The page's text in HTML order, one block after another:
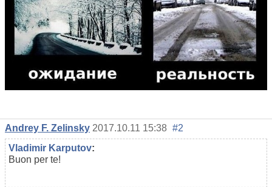
Andrey F. Zelinsky 2017.10.11 15:38 #2
Vladimir Karputov:
Buon per te!